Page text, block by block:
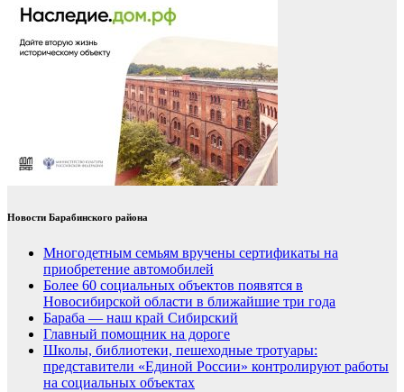
Новости Барабинского района
Многодетным семьям вручены сертификаты на
приобретение автомобилей
Более 60 социальных объектов появятся в
Новосибирской области в ближайшие три года
Бараба — наш край Сибирский
Главный помощник на дороге
Школы, библиотеки, пешеходные тротуары:
представители «Единой России» контролируют работы
на социальных объектах